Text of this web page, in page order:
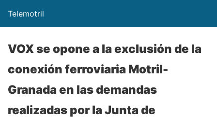
Telemotril
VOX se opone a la exclusión de la
conexión ferroviaria Motril-
Granada en las demandas
realizadas por la Junta de